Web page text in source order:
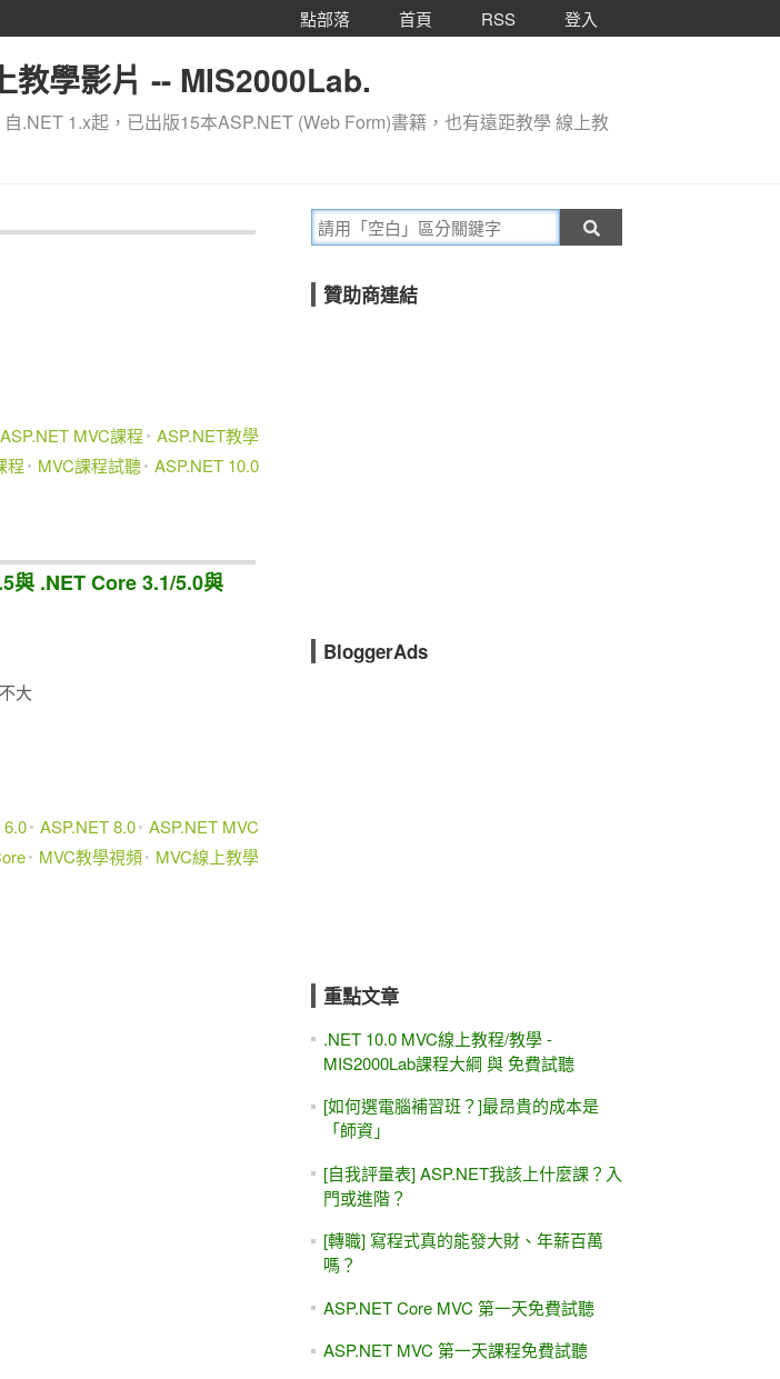
點部落 首頁 RSS 登入
教學影片 -- MIS2000Lab.
.NET 1.x起，已出版15本ASP.NET (Web Form)書籍，也有遠距教學 線上教
ASP.NET MVC課程
ASP.NET教學
程 MVC課程試聽 ASP.NET 10.0
與 .NET Core 3.1/5.0與
大
6.0 ASP.NET 8.0 ASP.NET MVC
MVC教學視頻 MVC線上教學
贊助商連結
BloggerAds
重點文章
.NET 10.0 MVC線上教程/教學 -
MIS2000Lab課程大綱 與 免費試聽
[如何選電腦補習班？]最昂貴的成本是
「師資」
[自我評量表] ASP.NET我該上什麼課？入
門或進階？
[轉職] 寫程式真的能發大財、年薪百萬
嗎？
ASP.NET Core MVC 第一天免費試聽
ASP.NET MVC 第一天課程免費試聽